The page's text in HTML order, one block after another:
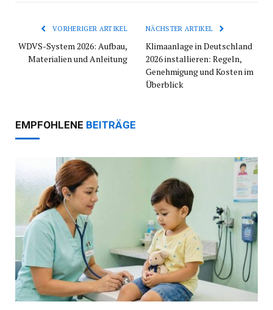
VORHERIGER ARTIKEL
WDVS-System 2026: Aufbau,
Materialien und Anleitung
NÄCHSTER ARTIKEL
Klimaanlage in Deutschland
2026 installieren: Regeln,
Genehmigung und Kosten im
Überblick
EMPFOHLENE BEITRÄGE